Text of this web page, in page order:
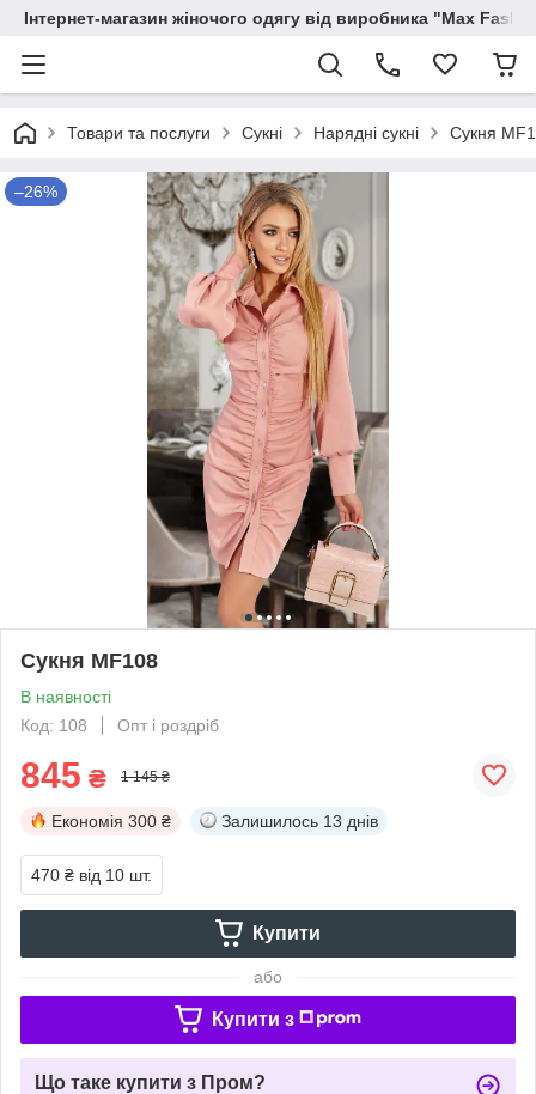
Інтернет-магазин жіночого одягу від виробника "Max
Товари та послуги Сукні Нарядні сукні Сукня
–26%
Сукня MF108
В наявності
Код: 108
Опт і роздріб
845 ₴ 1 145 ₴
Економія 300 ₴ Залишилось 13 днів
470 ₴ від 10 шт.
Купити
або
Купити з
Що таке купити з Пром?